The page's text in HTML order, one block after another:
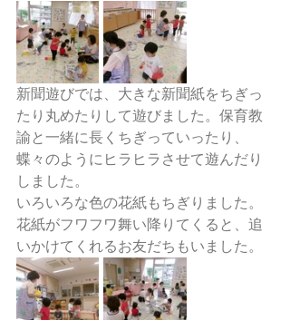
新聞遊びでは、大きな新聞紙をちぎっ
たり丸めたりして遊びました。保育教
諭と一緒に長くちぎっていったり、
蝶々のようにヒラヒラさせて遊んだり
しました。
いろいろな色の花紙もちぎりました。
花紙がフワフワ舞い降りてくると、追
いかけてくれるお友だちもいました。